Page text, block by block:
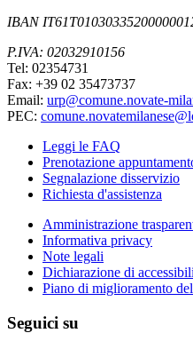
IBAN
P.IVA: 02032910156
Tel: 02354731
Fax: +39 02 35473737
Email: urp@comune.novate-
PEC:
Leggi le FAQ
Prenotazione
Segnalazione disservizio
Richiesta d'assistenza
Amministrazione
Informativa privacy
Note legali
Dichiarazione di
Piano di miglioramento
Seguici su